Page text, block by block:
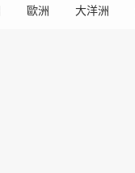
歐洲 大洋洲